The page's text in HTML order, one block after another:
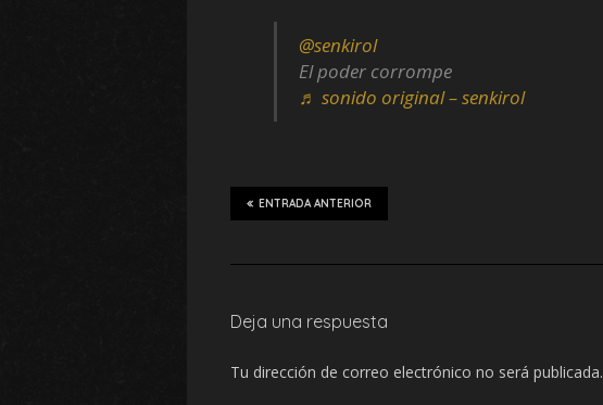
@senkirol
El poder corrompe
♬ sonido original – senkirol
ENTRADA ANTERIOR
Deja una respuesta
Tu dirección de correo electrónico no será publicada.